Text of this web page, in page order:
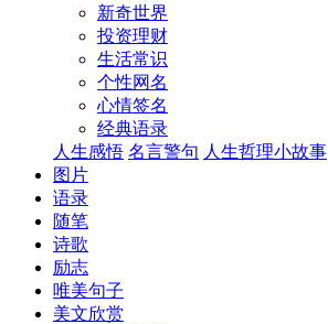
新奇世界
投资理财
生活常识
个性网名
心情签名
经典语录
人生感悟 名言警句 人生哲理小故事
图片
语录
随笔
诗歌
励志
唯美句子
美文欣赏